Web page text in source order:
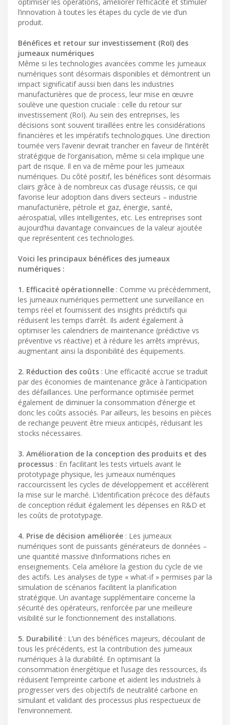
l’innovation à toutes les étapes du cycle de vie d’un
produit.
Bénéfices et retour sur investissement (RoI) des
jumeaux numériques
Même si les technologies avancées comme les jumeaux
numériques sont désormais disponibles et démontrent un
impact significatif aussi bien dans les industries
manufacturières que de process, leur mise en œuvre
soulève une question cruciale : celle du retour sur
investissement (RoI). Au sein des entreprises, les
décisions sont souvent tiraillées entre les considérations
financières et les impératifs technologiques. Une direction
tournée vers l’avenir devrait trancher en faveur de l’intérêt
stratégique de l’organisation, même si cela implique une
part de risque. Il en va de même pour les jumeaux
numériques. Du côté positif, les bénéfices sont désormais
clairs grâce à de nombreux cas d’usage réussis, ce qui
favorise leur adoption dans divers secteurs – industrie
manufacturière, pétrole et gaz, énergie, santé,
aérospatial, villes intelligentes, etc. Les entreprises sont
aujourd’hui davantage convaincues de la valeur ajoutée
que représentent ces technologies.
Voici les principaux bénéfices des jumeaux
numériques :
1. Efficacité opérationnelle : Comme vu précédemment,
les jumeaux numériques permettent une surveillance en
temps réel et fournissent des insights prédictifs qui
réduisent les temps d’arrêt. Ils aident également à
optimiser les calendriers de maintenance (prédictive vs
préventive vs réactive) et à réduire les arrêts imprévus,
augmentant ainsi la disponibilité des équipements.
2. Réduction des coûts : Une efficacité accrue se traduit
par des économies de maintenance grâce à l’anticipation
des défaillances. Une performance optimisée permet
également de diminuer la consommation d’énergie et
donc les coûts associés. Par ailleurs, les besoins en pièces
de rechange peuvent être mieux anticipés, réduisant les
stocks nécessaires.
3. Amélioration de la conception des produits et des
processus : En facilitant les tests virtuels avant le
prototypage physique, les jumeaux numériques
raccourcissent les cycles de développement et accélèrent
la mise sur le marché. L’identification précoce des défauts
de conception réduit également les dépenses en R&D et
les coûts de prototypage.
4. Prise de décision améliorée : Les jumeaux
numériques sont de puissants générateurs de données –
une quantité massive d’informations riches en
enseignements. Cela améliore la gestion du cycle de vie
des actifs. Les analyses de type « what-if » permises par la
simulation de scénarios facilitent la planification
stratégique. Un avantage supplémentaire concerne la
sécurité des opérateurs, renforcée par une meilleure
visibilité sur le fonctionnement des installations.
5. Durabilité : L’un des bénéfices majeurs, découlant de
tous les précédents, est la contribution des jumeaux
numériques à la durabilité. En optimisant la
consommation énergétique et l’usage des ressources, ils
réduisent l’empreinte carbone et aident les industriels à
progresser vers des objectifs de neutralité carbone en
simulant et validant des processus plus respectueux de
l’environnement.